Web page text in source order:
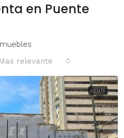
en Puente
Mas relevante
VENTA